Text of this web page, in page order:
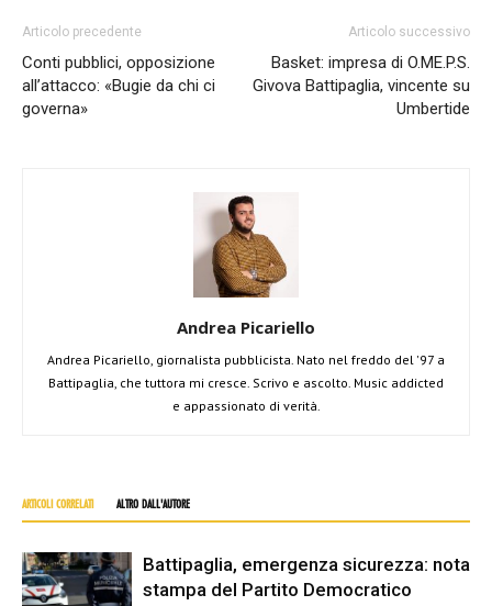
Articolo precedente
Conti pubblici, opposizione
all’attacco: «Bugie da chi ci
governa»
Articolo successivo
Basket: impresa di O.ME.P.S.
Givova Battipaglia, vincente su
Umbertide
Andrea Picariello
Andrea Picariello, giornalista pubblicista. Nato nel freddo del '97 a
Battipaglia, che tuttora mi cresce. Scrivo e ascolto. Music addicted
e appassionato di verità.
ARTICOLI CORRELATI ALTRO DALL'AUTORE
Battipaglia, emergenza sicurezza: nota
stampa del Partito Democratico